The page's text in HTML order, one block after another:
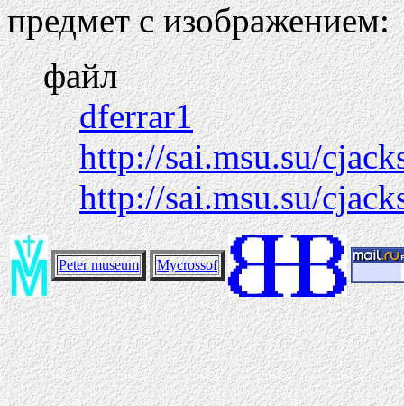
предмет с изображением:
файл
dferrar1
http://sai.msu.su/
http://sai.msu.su/
Peter museum Mycrossof